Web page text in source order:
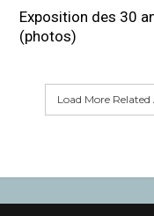
Exposition des 30
(photos)
Load More Related